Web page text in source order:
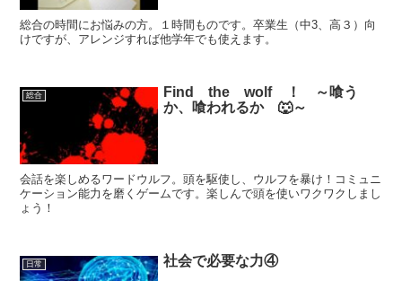
総合の時間にお悩みの方。１時間ものです。卒業生（中3、高３）向
けですが、アレンジすれば他学年でも使えます。
総合
Find the wolf ！ ～喰う
か、喰われるか 🐺～
会話を楽しめるワードウルフ。頭を駆使し、ウルフを暴け！コミュニ
ケーション能力を磨くゲームです。楽しんで頭を使いワクワクしまし
ょう！
日常 社会で必要な力④